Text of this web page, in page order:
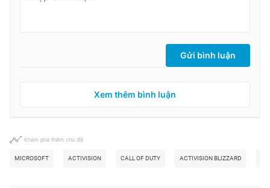
Gửi bình luận
Xem thêm bình luận
Khám phá thêm chủ đề
MICROSOFT ACTIVISION CALL OF DUTY ACTIVISION BLIZZARD